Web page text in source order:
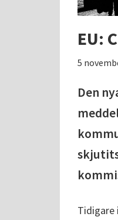
EU:
5
Den
Tidigare